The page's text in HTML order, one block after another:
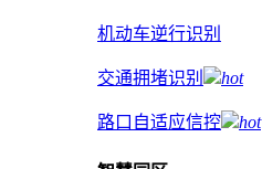
机动车逆行识别
交通拥堵识别 hot
路口自适应信控 hot